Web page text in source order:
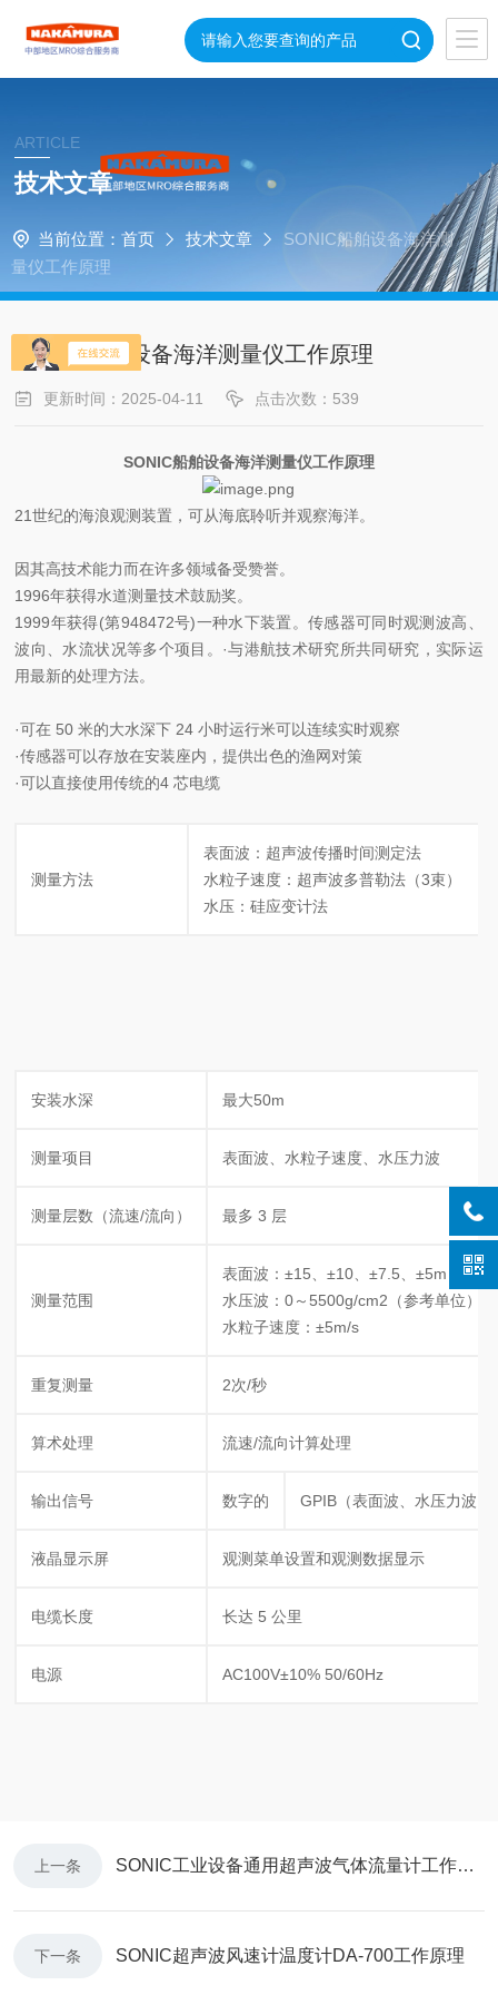
ARTICLE
技术文章
当前位置： 首页 技术文章
SONIC船舶设备海洋测
量仪工作原理
SONIC船舶设备海洋测量仪工作原理
更新时间：2025-04-11 点击次数：539
SONIC船舶设备海洋测量仪工作原理
21世纪的海浪观测装置，可从海底聆听并观察海洋。
因其高技术能力而在许多领域备受赞誉。
1996年获得水道测量技术鼓励奖。
1999年获得(第948472号)一种水下装置。传感器可同时观测波高、
波向、水流状况等多个项目。·与港航技术研究所共同研究，实际运
用最新的处理方法。
·可在 50 米的大水深下 24 小时运行米可以连续实时观察
·传感器可以存放在安装座内，提供出色的渔网对策
·可以直接使用传统的4 芯电缆
测量方法
表面波：超声波传播时间测定法
水粒子速度：超声波多普勒法（3束）
水压：硅应变计法
安装水深 最大50m
测量项目 表面波、水粒子速度、水压力波
测量层数（流速/流向） 最多 3 层
测量范围
表面波：±15、±10、±7.5、±5m
水压波：0～5500g/cm2（参考单位）
水粒子速度：±5m/s
重复测量 2次/秒
算术处理 流速/流向计算处理
输出信号 数字的 GPIB（表面波、水压力波
液晶显示屏 观测菜单设置和观测数据显示
电缆长度 长达 5 公里
电源 AC100V±10% 50/60Hz
上一条 SONIC工业设备通用超声波气体流量计工作原理
下一条 SONIC超声波风速计温度计DA-700工作原理